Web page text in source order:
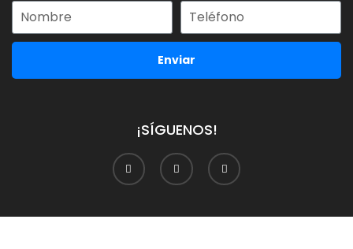
Enviar
¡SÍGUENOS!